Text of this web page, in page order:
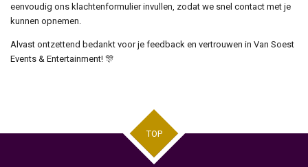
eenvoudig ons klachtenformulier invullen, zodat we snel contact met je
kunnen opnemen.
Alvast ontzettend bedankt voor je feedback en vertrouwen in Van Soest
Events & Entertainment! 🎊
TOP